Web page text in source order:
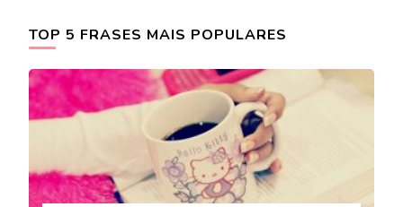
TOP 5 FRASES MAIS POPULARES